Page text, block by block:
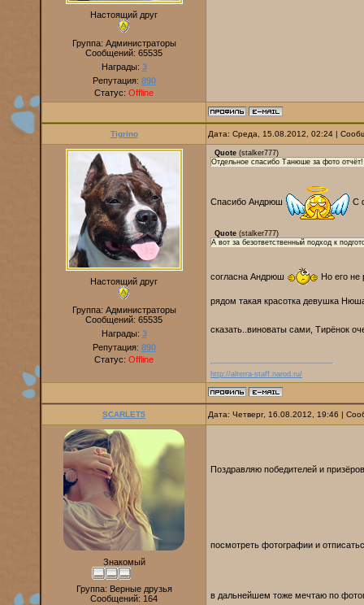
Настоящий друг
Группа: Администраторы
Сообщений: 65535
Награды: 3
Репутация: 890
Статус: Offline
Tigrino Дата: Среда, 15.08.2012, 02:24 |
Настоящий друг
Группа: Администраторы
Сообщений: 65535
Награды: 3
Репутация: 890
Статус: Offline
Quote (stalker777)
Отдельное спасибо Танюше за фото
Спасибо Андрюш С
Quote (stalker777)
А вот за безответственный подход к
согласна Андрюш Но его не
рядом такая красотка девушка
сказать..виноваты сами, Тирёнок
http://alterra-staff.narod.ru/
SCARLET5 Дата: Четверг, 16.08.2012, 19:46 |
Знакомый
Группа: Верные друзья
Сообщений: 164
Поздравляю победителей и
посмотреть фотографии и
в дальнейшем тоже мечтаю по